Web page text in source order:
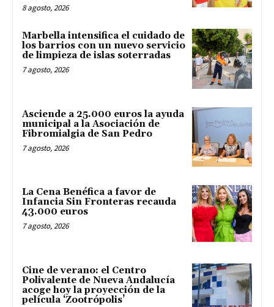
8 agosto, 2026
Marbella intensifica el cuidado de
los barrios con un nuevo servicio
de limpieza de islas soterradas
7 agosto, 2026
Asciende a 25.000 euros la ayuda
municipal a la Asociación de
Fibromialgia de San Pedro
7 agosto, 2026
La Cena Benéfica a favor de
Infancia Sin Fronteras recauda
43.000 euros
7 agosto, 2026
Cine de verano: el Centro
Polivalente de Nueva Andalucía
acoge hoy la proyección de la
película ‘Zootrópolis’